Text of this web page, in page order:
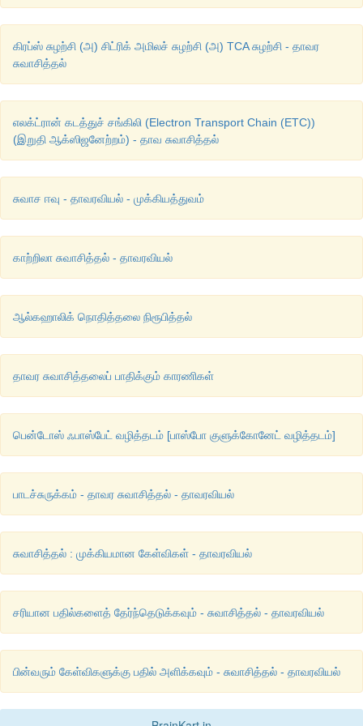
கிரப்ஸ் சுழற்சி (அ) சிட்ரிக் அமிலச் சுழற்சி (அ) TCA சுழற்சி - தாவர
சுவாசித்தல்
எலக்ட்ரான் கடத்துச் சங்கிலி (Electron Transport Chain (ETC))
(இறுதி ஆக்ஸிஜனேற்றம்) - தாவ சுவாசித்தல்
சுவாச ஈவு - தாவரவியல் - முக்கியத்துவம்
காற்றிலா சுவாசித்தல் - தாவரவியல்
ஆல்கஹாலிக் நொதித்தலை நிரூபித்தல்
தாவர சுவாசித்தலைப் பாதிக்கும் காரணிகள்
பென்டோஸ் ஃபாஸ்பேட் வழித்தடம் [பாஸ்போ குளுக்கோனேட் வழித்தடம்]
பாடச்சுருக்கம் - தாவர சுவாசித்தல் - தாவரவியல்
சுவாசித்தல் : முக்கியமான கேள்விகள் - தாவரவியல்
சரியான பதில்களைத் தேர்ந்தெடுக்கவும் - சுவாசித்தல் - தாவரவியல்
பின்வரும் கேள்விகளுக்கு பதில் அளிக்கவும் - சுவாசித்தல் - தாவரவியல்